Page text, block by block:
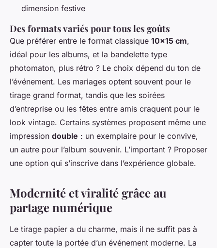
dimension festive
Des formats variés pour tous les goûts
Que préférer entre le format classique 10x15 cm,
idéal pour les albums, et la bandelette type
photomaton, plus rétro ? Le choix dépend du ton de
l’événement. Les mariages optent souvent pour le
tirage grand format, tandis que les soirées
d’entreprise ou les fêtes entre amis craquent pour le
look vintage. Certains systèmes proposent même une
impression double : un exemplaire pour le convive,
un autre pour l’album souvenir. L’important ? Proposer
une option qui s’inscrive dans l’expérience globale.
Modernité et viralité grâce au
partage numérique
Le tirage papier a du charme, mais il ne suffit pas à
capter toute la portée d’un événement moderne. La